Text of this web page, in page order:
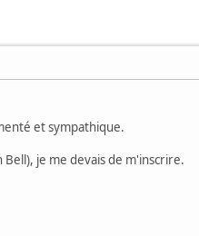
et sympathique.
je me devais de m'inscrire.